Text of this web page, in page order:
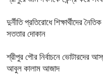
দুর্নীতি প্রতিরোধে শিক্ষার্থীদের
সততার দোকান
শ্রীপুর পৌর নির্বাচনে
আবুল কালাম আজাদ